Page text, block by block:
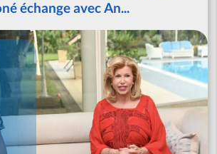
échange avec An...